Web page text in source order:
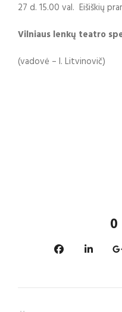
27 d. 15.00 val. Eišiškių
Vilniaus lenkų teatro
(vadovė – I. Litvinovič)
0